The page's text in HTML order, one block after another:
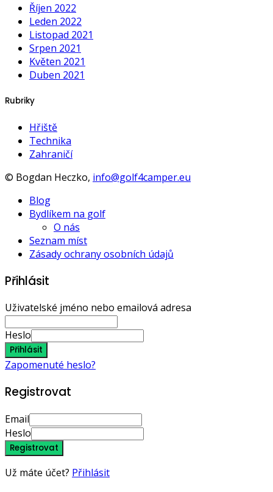
Říjen 2022
Leden 2022
Listopad 2021
Srpen 2021
Květen 2021
Duben 2021
Rubriky
Hřiště
Technika
Zahraničí
© Bogdan Heczko, info@golf4camper.eu
Blog
Bydlíkem na golf
O nás
Seznam míst
Zásady ochrany osobních údajů
Přihlásit
Uživatelské jméno nebo emailová adresa
Heslo
Přihlásit
Zapomenuté heslo?
Registrovat
Email
Heslo
Registrovat
Už máte účet? Přihlásit